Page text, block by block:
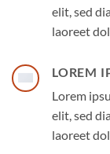
elit, sed
laoreet
LOREM
Lorem
elit, sed
laoreet